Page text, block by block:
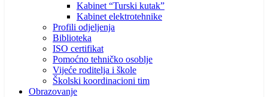
Kabinet “Turski kutak”
Kabinet elektrotehnike
Profili odjeljenja
Biblioteka
ISO certifikat
Pomoćno tehničko osoblje
Vijeće roditelja i škole
Školski koordinacioni tim
Obrazovanje